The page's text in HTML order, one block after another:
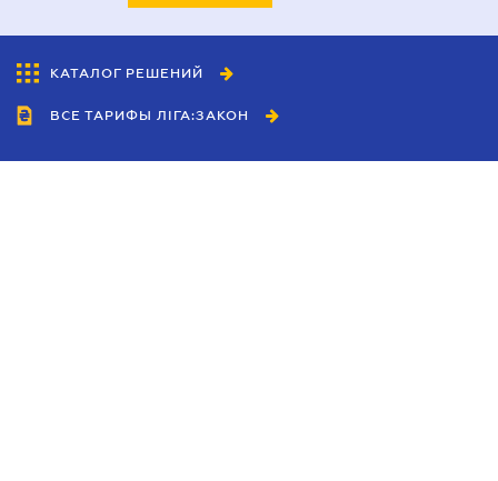
КАТАЛОГ РЕШЕНИЙ
ВСЕ ТАРИФЫ ЛІГА:ЗАКОН